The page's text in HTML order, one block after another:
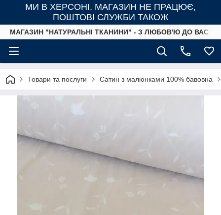
МИ В ХЕРСОНІ. МАГАЗИН НЕ ПРАЦЮЄ,
ПОШТОВІ СЛУЖБИ ТАКОЖ
МАГАЗИН "НАТУРАЛЬНІ ТКАНИНИ" - З ЛЮБОВ'Ю ДО ВАС
Товари та послуги Сатин з малюнками 100% бавовна